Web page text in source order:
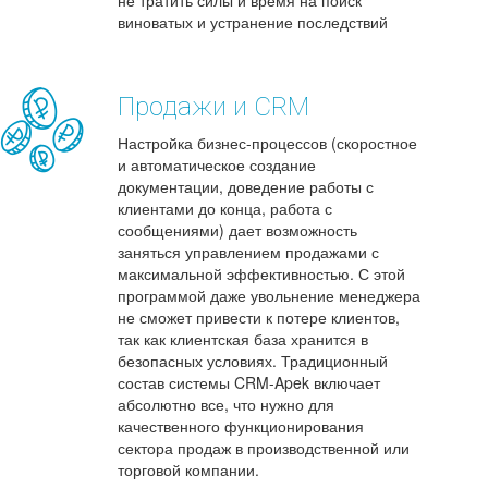
виноватых и устранение последствий
Продажи и CRM
Настройка бизнес-процессов (скоростное
и автоматическое создание
документации, доведение работы с
клиентами до конца, работа с
сообщениями) дает возможность
заняться управлением продажами с
максимальной эффективностью. С этой
программой даже увольнение менеджера
не сможет привести к потере клиентов,
так как клиентская база хранится в
безопасных условиях. Традиционный
состав системы CRM-Apek включает
абсолютно все, что нужно для
качественного функционирования
сектора продаж в производственной или
торговой компании.